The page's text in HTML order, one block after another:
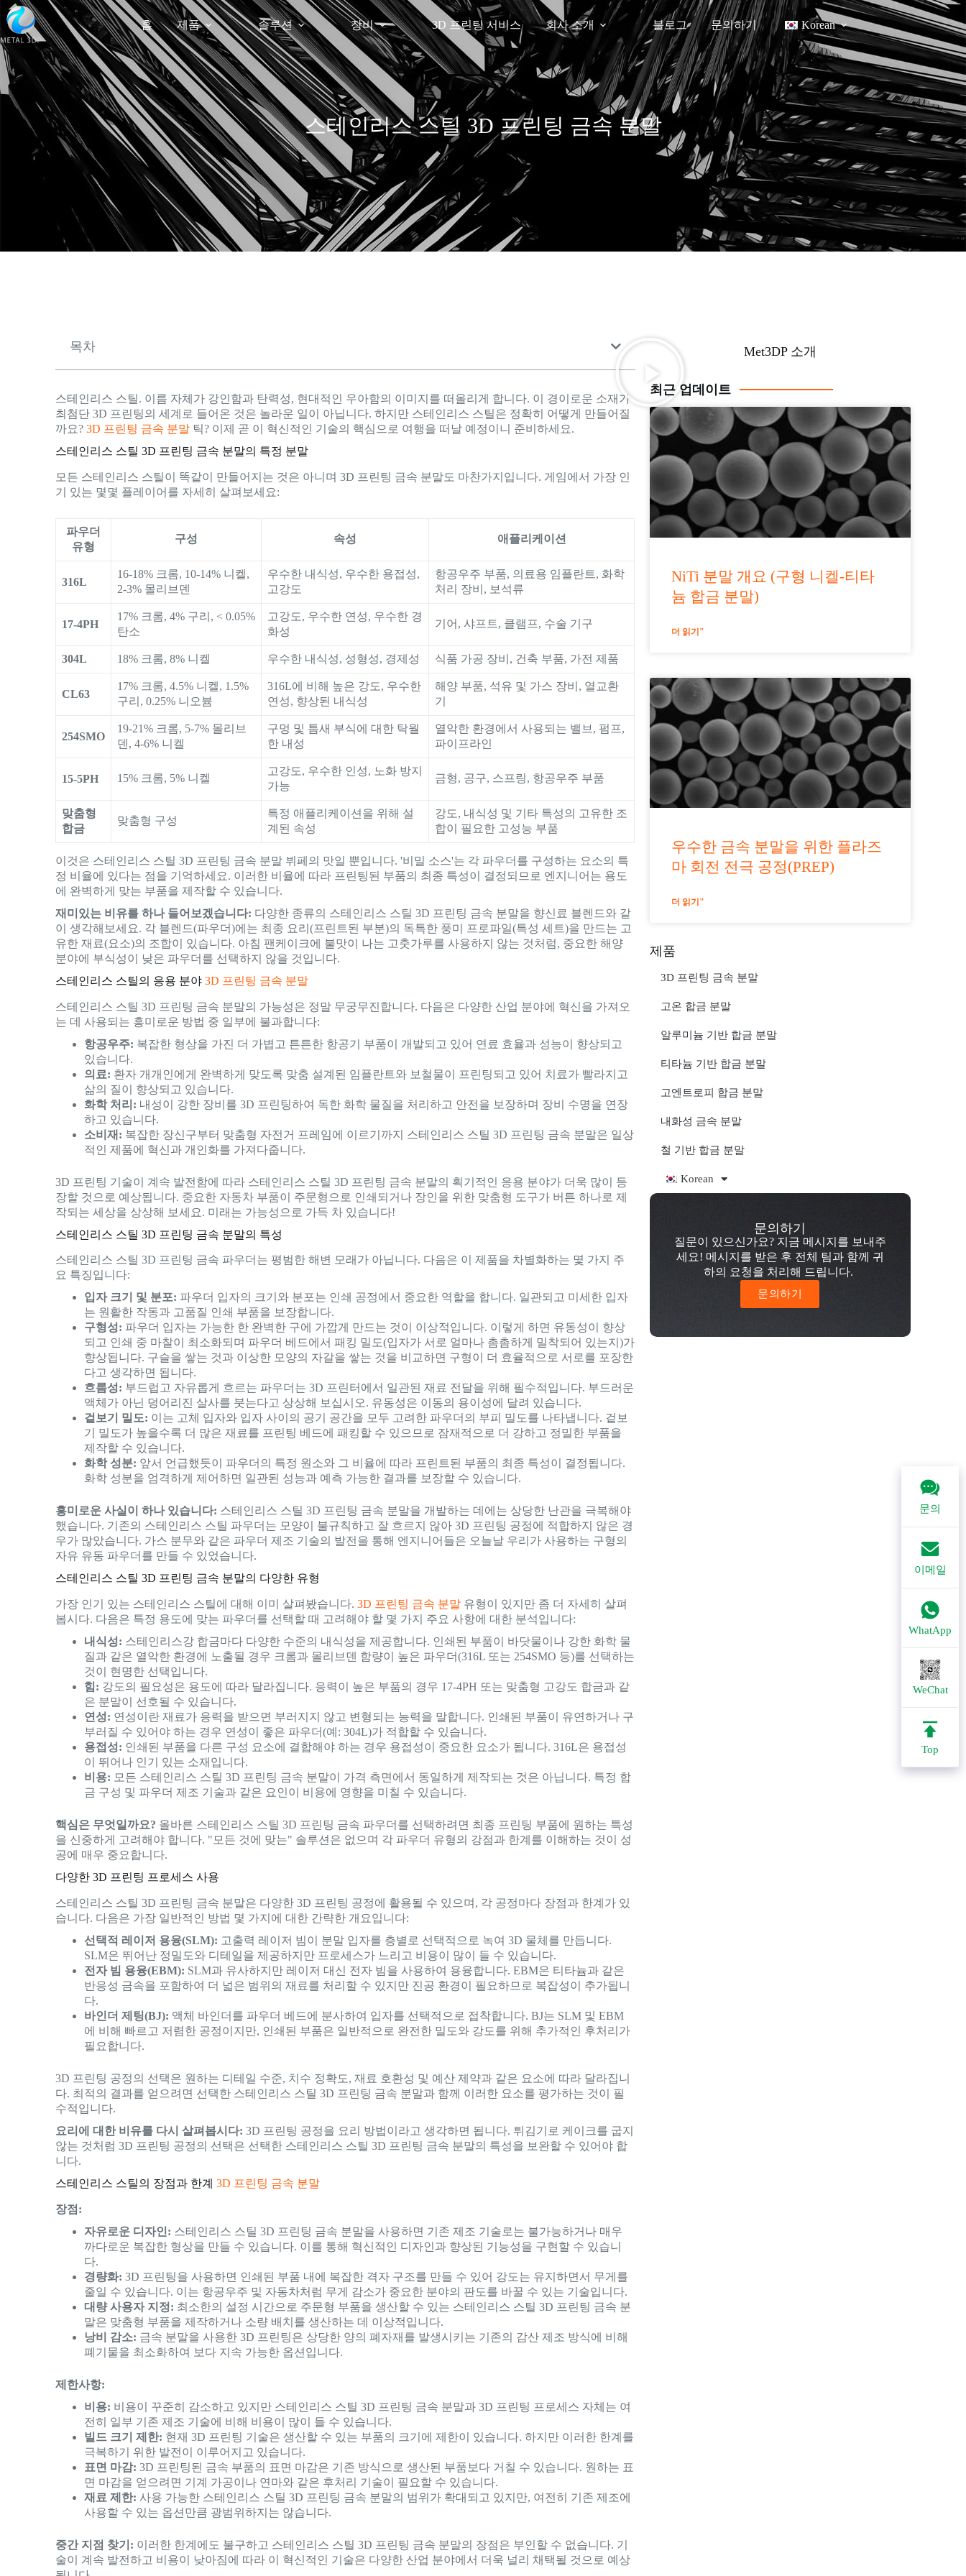
홈 제품 솔루션 장비 3D 프린팅 서비스 회사 소개 블로그 문의하기 Korean
문의
이메일
WhatApp
WeChat
Top
스테인리스 스틸 3D 프린팅 금속 분말
목차
스테인리스 스틸. 이름 자체가 강인함과 탄력성, 현대적인 우아함의 이미지를 떠올리게 합니다. 이 경이로운 소재가
최첨단 3D 프린팅의 세계로 들어온 것은 놀라운 일이 아닙니다. 하지만 스테인리스 스틸은 정확히 어떻게 만들어질
까요?3D 프린팅 금속 분말 틱? 이제 곧 이 혁신적인 기술의 핵심으로 여행을 떠날 예정이니 준비하세요.
스테인리스 스틸 3D 프린팅 금속 분말의 특정 분말
모든 스테인리스 스틸이 똑같이 만들어지는 것은 아니며 3D 프린팅 금속 분말도 마찬가지입니다. 게임에서 가장 인
기 있는 몇몇 플레이어를 자세히 살펴보세요:
파우더
유형
구성 속성 애플리케이션
316L
16-18% 크롬, 10-14% 니켈,
2-3% 몰리브덴
우수한 내식성, 우수한 용접성,
고강도
항공우주 부품, 의료용 임플란트, 화학
처리 장비, 보석류
17-4PH
17% 크롬, 4% 구리, < 0.05%
탄소
고강도, 우수한 연성, 우수한 경
화성
기어, 샤프트, 클램프, 수술 기구
304L 18% 크롬, 8% 니켈 우수한 내식성, 성형성, 경제성 식품 가공 장비, 건축 부품, 가전 제품
CL63
17% 크롬, 4.5% 니켈, 1.5%
구리, 0.25% 니오븀
316L에 비해 높은 강도, 우수한
연성, 향상된 내식성
해양 부품, 석유 및 가스 장비, 열교환
기
254SMO
19-21% 크롬, 5-7% 몰리브
덴, 4-6% 니켈
구멍 및 틈새 부식에 대한 탁월
한 내성
열악한 환경에서 사용되는 밸브, 펌프,
파이프라인
15-5PH 15% 크롬, 5% 니켈
고강도, 우수한 인성, 노화 방지
가능
금형, 공구, 스프링, 항공우주 부품
맞춤형
합금
맞춤형 구성
특정 애플리케이션을 위해 설
계된 속성
강도, 내식성 및 기타 특성의 고유한 조
합이 필요한 고성능 부품
이것은 스테인리스 스틸 3D 프린팅 금속 분말 뷔페의 맛일 뿐입니다. '비밀 소스'는 각 파우더를 구성하는 요소의 특
정 비율에 있다는 점을 기억하세요. 이러한 비율에 따라 프린팅된 부품의 최종 특성이 결정되므로 엔지니어는 용도
에 완벽하게 맞는 부품을 제작할 수 있습니다.
재미있는 비유를 하나 들어보겠습니다: 다양한 종류의 스테인리스 스틸 3D 프린팅 금속 분말을 향신료 블렌드와 같
이 생각해보세요. 각 블렌드(파우더)에는 최종 요리(프린트된 부분)의 독특한 풍미 프로파일(특성 세트)을 만드는 고
유한 재료(요소)의 조합이 있습니다. 아침 팬케이크에 불맛이 나는 고춧가루를 사용하지 않는 것처럼, 중요한 해양
분야에 부식성이 낮은 파우더를 선택하지 않을 것입니다.
스테인리스 스틸의 응용 분야 3D 프린팅 금속 분말
스테인리스 스틸 3D 프린팅 금속 분말의 가능성은 정말 무궁무진합니다. 다음은 다양한 산업 분야에 혁신을 가져오
는 데 사용되는 흥미로운 방법 중 일부에 불과합니다:
항공우주: 복잡한 형상을 가진 더 가볍고 튼튼한 항공기 부품이 개발되고 있어 연료 효율과 성능이 향상되고
있습니다.
의료: 환자 개개인에게 완벽하게 맞도록 맞춤 설계된 임플란트와 보철물이 프린팅되고 있어 치료가 빨라지고
삶의 질이 향상되고 있습니다.
화학 처리: 내성이 강한 장비를 3D 프린팅하여 독한 화학 물질을 처리하고 안전을 보장하며 장비 수명을 연장
하고 있습니다.
소비재: 복잡한 장신구부터 맞춤형 자전거 프레임에 이르기까지 스테인리스 스틸 3D 프린팅 금속 분말은 일상
적인 제품에 혁신과 개인화를 가져다줍니다.
3D 프린팅 기술이 계속 발전함에 따라 스테인리스 스틸 3D 프린팅 금속 분말의 획기적인 응용 분야가 더욱 많이 등
장할 것으로 예상됩니다. 중요한 자동차 부품이 주문형으로 인쇄되거나 장인을 위한 맞춤형 도구가 버튼 하나로 제
작되는 세상을 상상해 보세요. 미래는 가능성으로 가득 차 있습니다!
스테인리스 스틸 3D 프린팅 금속 분말의 특성
스테인리스 스틸 3D 프린팅 금속 파우더는 평범한 해변 모래가 아닙니다. 다음은 이 제품을 차별화하는 몇 가지 주
요 특징입니다:
입자 크기 및 분포: 파우더 입자의 크기와 분포는 인쇄 공정에서 중요한 역할을 합니다. 일관되고 미세한 입자
는 원활한 작동과 고품질 인쇄 부품을 보장합니다.
구형성: 파우더 입자는 가능한 한 완벽한 구에 가깝게 만드는 것이 이상적입니다. 이렇게 하면 유동성이 향상
되고 인쇄 중 마찰이 최소화되며 파우더 베드에서 패킹 밀도(입자가 서로 얼마나 촘촘하게 밀착되어 있는지)가
향상됩니다. 구슬을 쌓는 것과 이상한 모양의 자갈을 쌓는 것을 비교하면 구형이 더 효율적으로 서로를 포장한
다고 생각하면 됩니다.
흐름성: 부드럽고 자유롭게 흐르는 파우더는 3D 프린터에서 일관된 재료 전달을 위해 필수적입니다. 부드러운
액체가 아닌 덩어리진 살사를 붓는다고 상상해 보십시오. 유동성은 이동의 용이성에 달려 있습니다.
겉보기 밀도: 이는 고체 입자와 입자 사이의 공기 공간을 모두 고려한 파우더의 부피 밀도를 나타냅니다. 겉보
기 밀도가 높을수록 더 많은 재료를 프린팅 베드에 패킹할 수 있으므로 잠재적으로 더 강하고 정밀한 부품을
제작할 수 있습니다.
화학 성분: 앞서 언급했듯이 파우더의 특정 원소와 그 비율에 따라 프린트된 부품의 최종 특성이 결정됩니다.
화학 성분을 엄격하게 제어하면 일관된 성능과 예측 가능한 결과를 보장할 수 있습니다.
흥미로운 사실이 하나 있습니다: 스테인리스 스틸 3D 프린팅 금속 분말을 개발하는 데에는 상당한 난관을 극복해야
했습니다. 기존의 스테인리스 스틸 파우더는 모양이 불규칙하고 잘 흐르지 않아 3D 프린팅 공정에 적합하지 않은 경
우가 많았습니다. 가스 분무와 같은 파우더 제조 기술의 발전을 통해 엔지니어들은 오늘날 우리가 사용하는 구형의
자유 유동 파우더를 만들 수 있었습니다.
스테인리스 스틸 3D 프린팅 금속 분말의 다양한 유형
가장 인기 있는 스테인리스 스틸에 대해 이미 살펴봤습니다.3D 프린팅 금속 분말 유형이 있지만 좀 더 자세히 살펴
봅시다. 다음은 특정 용도에 맞는 파우더를 선택할 때 고려해야 할 몇 가지 주요 사항에 대한 분석입니다:
내식성: 스테인리스강 합금마다 다양한 수준의 내식성을 제공합니다. 인쇄된 부품이 바닷물이나 강한 화학 물
질과 같은 열악한 환경에 노출될 경우 크롬과 몰리브덴 함량이 높은 파우더(316L 또는 254SMO 등)를 선택하는
것이 현명한 선택입니다.
힘: 강도의 필요성은 용도에 따라 달라집니다. 응력이 높은 부품의 경우 17-4PH 또는 맞춤형 고강도 합금과 같
은 분말이 선호될 수 있습니다.
연성: 연성이란 재료가 응력을 받으면 부러지지 않고 변형되는 능력을 말합니다. 인쇄된 부품이 유연하거나 구
부러질 수 있어야 하는 경우 연성이 좋은 파우더(예: 304L)가 적합할 수 있습니다.
용접성: 인쇄된 부품을 다른 구성 요소에 결합해야 하는 경우 용접성이 중요한 요소가 됩니다. 316L은 용접성
이 뛰어나 인기 있는 소재입니다.
비용: 모든 스테인리스 스틸 3D 프린팅 금속 분말이 가격 측면에서 동일하게 제작되는 것은 아닙니다. 특정 합
금 구성 및 파우더 제조 기술과 같은 요인이 비용에 영향을 미칠 수 있습니다.
핵심은 무엇일까요? 올바른 스테인리스 스틸 3D 프린팅 금속 파우더를 선택하려면 최종 프린팅 부품에 원하는 특성
을 신중하게 고려해야 합니다. "모든 것에 맞는" 솔루션은 없으며 각 파우더 유형의 강점과 한계를 이해하는 것이 성
공에 매우 중요합니다.
다양한 3D 프린팅 프로세스 사용
스테인리스 스틸 3D 프린팅 금속 분말은 다양한 3D 프린팅 공정에 활용될 수 있으며, 각 공정마다 장점과 한계가 있
습니다. 다음은 가장 일반적인 방법 몇 가지에 대한 간략한 개요입니다:
선택적 레이저 용융(SLM): 고출력 레이저 빔이 분말 입자를 층별로 선택적으로 녹여 3D 물체를 만듭니다.
SLM은 뛰어난 정밀도와 디테일을 제공하지만 프로세스가 느리고 비용이 많이 들 수 있습니다.
전자 빔 용융(EBM): SLM과 유사하지만 레이저 대신 전자 빔을 사용하여 용융합니다. EBM은 티타늄과 같은
반응성 금속을 포함하여 더 넓은 범위의 재료를 처리할 수 있지만 진공 환경이 필요하므로 복잡성이 추가됩니
다.
바인더 제팅(BJ): 액체 바인더를 파우더 베드에 분사하여 입자를 선택적으로 접착합니다. BJ는 SLM 및 EBM
에 비해 빠르고 저렴한 공정이지만, 인쇄된 부품은 일반적으로 완전한 밀도와 강도를 위해 추가적인 후처리가
필요합니다.
3D 프린팅 공정의 선택은 원하는 디테일 수준, 치수 정확도, 재료 호환성 및 예산 제약과 같은 요소에 따라 달라집니
다. 최적의 결과를 얻으려면 선택한 스테인리스 스틸 3D 프린팅 금속 분말과 함께 이러한 요소를 평가하는 것이 필
수적입니다.
요리에 대한 비유를 다시 살펴봅시다: 3D 프린팅 공정을 요리 방법이라고 생각하면 됩니다. 튀김기로 케이크를 굽지
않는 것처럼 3D 프린팅 공정의 선택은 선택한 스테인리스 스틸 3D 프린팅 금속 분말의 특성을 보완할 수 있어야 합
니다.
스테인리스 스틸의 장점과 한계3D 프린팅 금속 분말
장점:
자유로운 디자인: 스테인리스 스틸 3D 프린팅 금속 분말을 사용하면 기존 제조 기술로는 불가능하거나 매우
까다로운 복잡한 형상을 만들 수 있습니다. 이를 통해 혁신적인 디자인과 향상된 기능성을 구현할 수 있습니
다.
경량화: 3D 프린팅을 사용하면 인쇄된 부품 내에 복잡한 격자 구조를 만들 수 있어 강도는 유지하면서 무게를
줄일 수 있습니다. 이는 항공우주 및 자동차처럼 무게 감소가 중요한 분야의 판도를 바꿀 수 있는 기술입니다.
대량 사용자 지정: 최소한의 설정 시간으로 주문형 부품을 생산할 수 있는 스테인리스 스틸 3D 프린팅 금속 분
말은 맞춤형 부품을 제작하거나 소량 배치를 생산하는 데 이상적입니다.
낭비 감소: 금속 분말을 사용한 3D 프린팅은 상당한 양의 폐자재를 발생시키는 기존의 감산 제조 방식에 비해
폐기물을 최소화하여 보다 지속 가능한 옵션입니다.
제한사항:
비용: 비용이 꾸준히 감소하고 있지만 스테인리스 스틸 3D 프린팅 금속 분말과 3D 프린팅 프로세스 자체는 여
전히 일부 기존 제조 기술에 비해 비용이 많이 들 수 있습니다.
빌드 크기 제한: 현재 3D 프린팅 기술은 생산할 수 있는 부품의 크기에 제한이 있습니다. 하지만 이러한 한계를
극복하기 위한 발전이 이루어지고 있습니다.
표면 마감: 3D 프린팅된 금속 부품의 표면 마감은 기존 방식으로 생산된 부품보다 거칠 수 있습니다. 원하는 표
면 마감을 얻으려면 기계 가공이나 연마와 같은 후처리 기술이 필요할 수 있습니다.
재료 제한: 사용 가능한 스테인리스 스틸 3D 프린팅 금속 분말의 범위가 확대되고 있지만, 여전히 기존 제조에
사용할 수 있는 옵션만큼 광범위하지는 않습니다.
중간 지점 찾기: 이러한 한계에도 불구하고 스테인리스 스틸 3D 프린팅 금속 분말의 장점은 부인할 수 없습니다. 기
술이 계속 발전하고 비용이 낮아짐에 따라 이 혁신적인 기술은 다양한 산업 분야에서 더욱 널리 채택될 것으로 예상
Met3DP 소개
최근 업데이트
NiTi 분말 개요 (구형 니켈-티타
늄 합금 분말)
더 읽기"
우수한 금속 분말을 위한 플라즈
마 회전 전극 공정(PREP)
더 읽기"
제품
3D 프린팅 금속 분말
고온 합금 분말
알루미늄 기반 합금 분말
티타늄 기반 합금 분말
고엔트로피 합금 분말
내화성 금속 분말
철 기반 합금 분말
Korean
문의하기
질문이 있으신가요? 지금 메시지를 보내주
세요! 메시지를 받은 후 전체 팀과 함께 귀
하의 요청을 처리해 드립니다.
문의하기